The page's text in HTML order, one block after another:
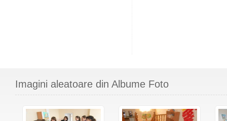
Imagini aleatoare din Albume Foto